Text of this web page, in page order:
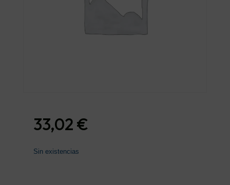
33,02 €
Sin existencias